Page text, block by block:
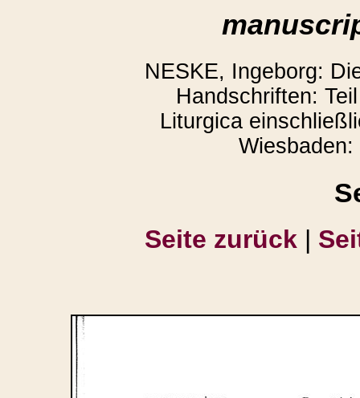
NESKE, Ingeborg:
Handschriften:
Liturgica
Seite zurück |